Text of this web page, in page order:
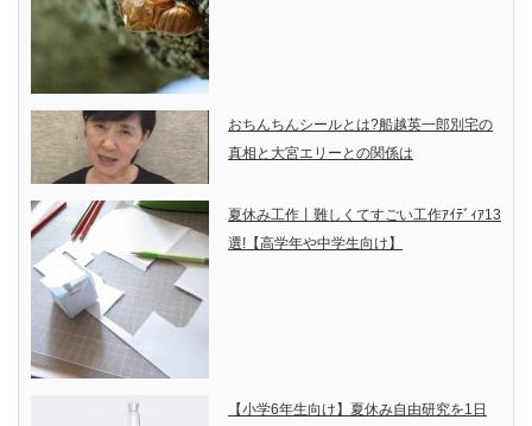
おちんちんシールとは?船越英一郎別宅の
真相と大宮エリーとの関係は
夏休み工作丨難しくてすごい工作ｱｲﾃﾞｨｱ13
選!【高学年や中学生向け】
【小学6年生向け】夏休み自由研究を1日